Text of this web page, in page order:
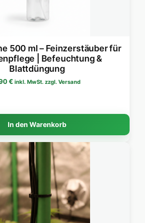
500 ml – Feinzerstäuber für
| Befeuchtung &
Blattdüngung
€ inkl. MwSt. zzgl. Versand
In den Warenkorb